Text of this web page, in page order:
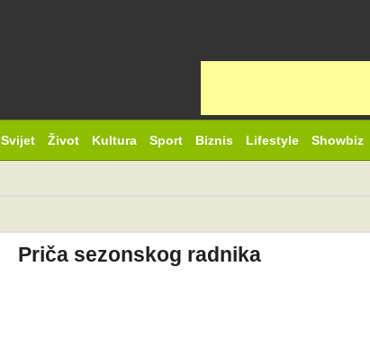
Svijet Život Kultura Sport Biznis Lifestyle Showbiz
Priča sezonskog radnika